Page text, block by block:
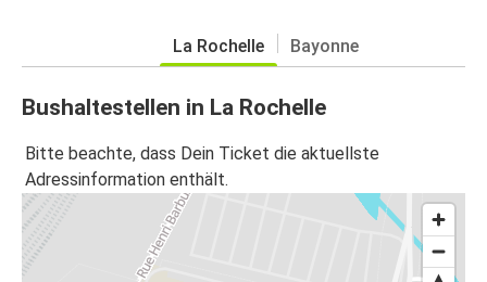
La Rochelle Bayonne
Bushaltestellen in La Rochelle
Bitte beachte, dass Dein Ticket die aktuellste
Adressinformation enthält.